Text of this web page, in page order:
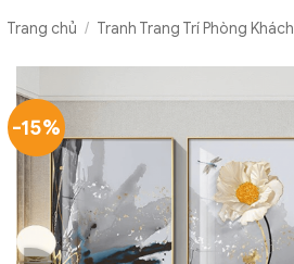
Trang chủ / Tranh Trang Trí Phòng Khách
-15%